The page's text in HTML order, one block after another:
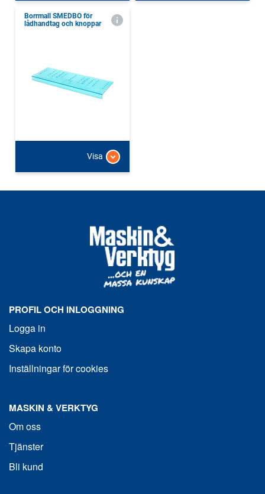
Borrmall SMEDBO för
lådhandtag och knoppar
Visa
PROFIL OCH INLOGGNING
Logga in
Skapa konto
Inställningar för cookies
MASKIN & VERKTYG
Om oss
Tjänster
Bli kund